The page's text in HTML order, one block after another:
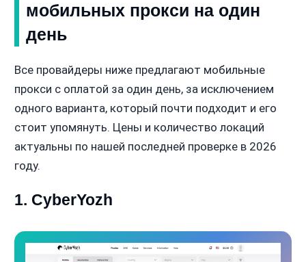
мобильных прокси на один
день
Все провайдеры ниже предлагают мобильные
прокси с оплатой за один день, за исключением
одного варианта, который почти подходит и его
стоит упомянуть. Цены и количество локаций
актуальны по нашей последней проверке в 2026
году.
1. CyberYozh